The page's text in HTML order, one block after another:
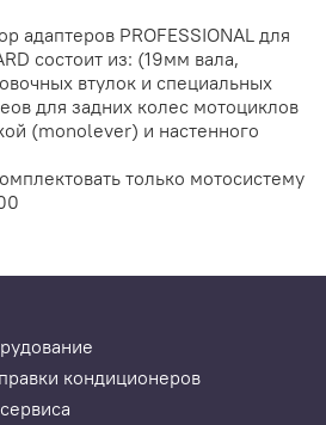
адаптеров PROFESSIONAL для
состоит из: (19мм вала,
втулок и специальных
для задних колес мотоциклов
(monolever) и настенного
только мотосистему
кондиционеров